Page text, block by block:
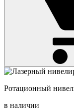
Ротационный
в наличии